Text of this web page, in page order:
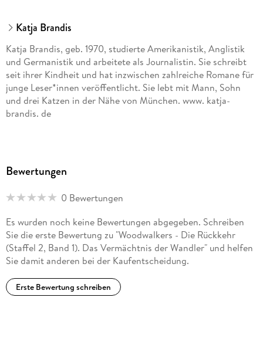
Katja Brandis
Katja Brandis, geb. 1970, studierte Amerikanistik, Anglistik
und Germanistik und arbeitete als Journalistin. Sie schreibt
seit ihrer Kindheit und hat inzwischen zahlreiche Romane für
junge Leser*innen veröffentlicht. Sie lebt mit Mann, Sohn
und drei Katzen in der Nähe von München. www. katja-
brandis. de
Bewertungen
0 Bewertungen
Es wurden noch keine Bewertungen abgegeben. Schreiben
Sie die erste Bewertung zu "Woodwalkers - Die Rückkehr
(Staffel 2, Band 1). Das Vermächtnis der Wandler" und helfen
Sie damit anderen bei der Kaufentscheidung.
Erste Bewertung schreiben